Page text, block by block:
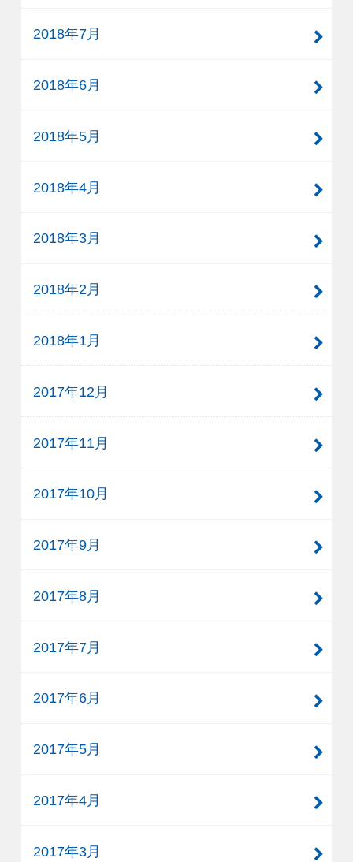
2018年7月
2018年6月
2018年5月
2018年4月
2018年3月
2018年2月
2018年1月
2017年12月
2017年11月
2017年10月
2017年9月
2017年8月
2017年7月
2017年6月
2017年5月
2017年4月
2017年3月